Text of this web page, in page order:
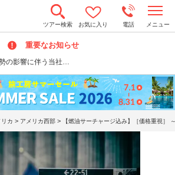
ツアー検索 お気に入り 電話 メニュー
重要なお知らせ
の影響に伴う当社…
o
n
a
v
i
g
a
t
カ > アメリカ西部 > 【燃油サーチャージ込み】［価格重視］